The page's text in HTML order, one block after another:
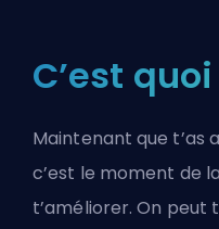
C’est
Maintenant que t’as
c’est le moment de
t’améliorer. On peut